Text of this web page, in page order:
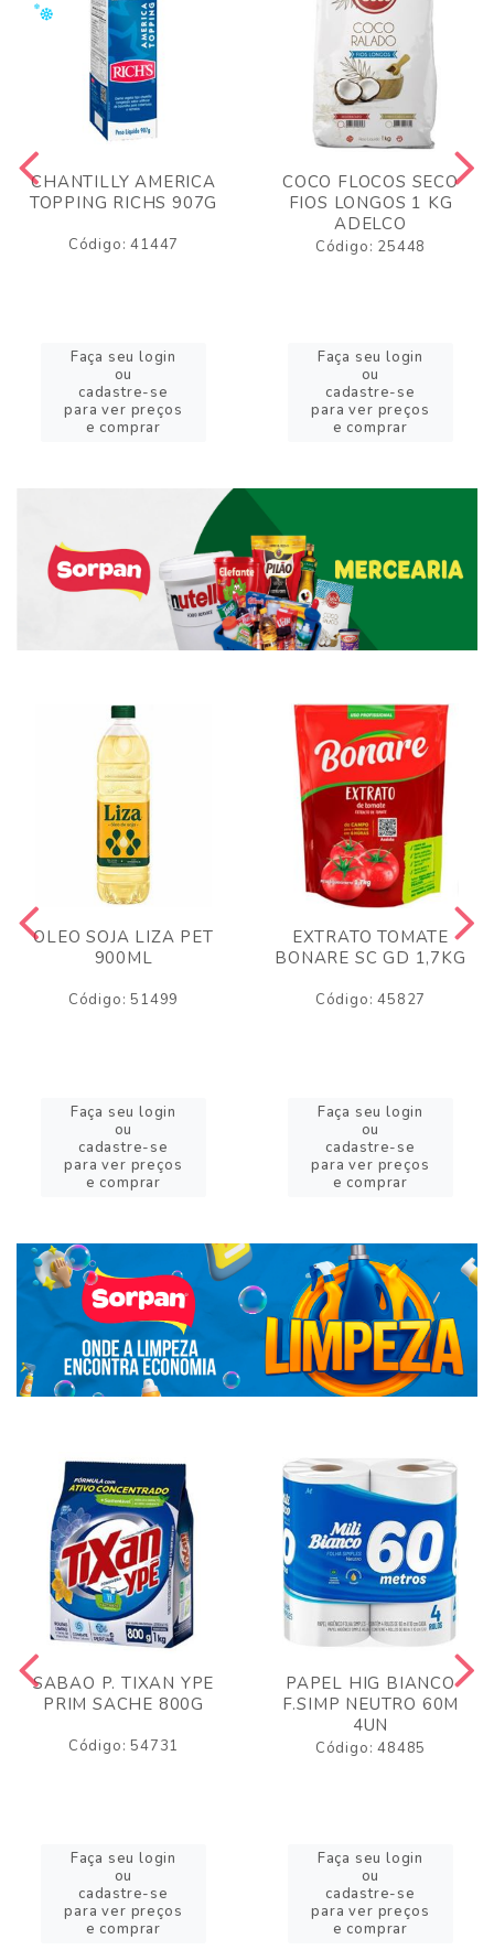
CHANTILLY AMERICA
TOPPING RICHS 907G
Código: 41447
Faça seu login
ou
cadastre-se
para ver preços
e comprar
COCO FLOCOS SECO
FIOS LONGOS 1 KG
ADELCO
Código: 25448
Faça seu login
ou
cadastre-se
para ver preços
e comprar
OLEO SOJA LIZA PET
900ML
Código: 51499
Faça seu login
ou
cadastre-se
para ver preços
e comprar
EXTRATO TOMATE
BONARE SC GD 1,7KG
Código: 45827
Faça seu login
ou
cadastre-se
para ver preços
e comprar
SABAO P. TIXAN YPE
PRIM SACHE 800G
Código: 54731
Faça seu login
ou
cadastre-se
para ver preços
e comprar
PAPEL HIG BIANCO
F.SIMP NEUTRO 60M
4UN
Código: 48485
Faça seu login
ou
cadastre-se
para ver preços
e comprar